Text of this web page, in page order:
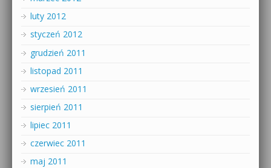
luty 2012
styczeń 2012
grudzień 2011
listopad 2011
wrzesień 2011
sierpień 2011
lipiec 2011
czerwiec 2011
maj 2011